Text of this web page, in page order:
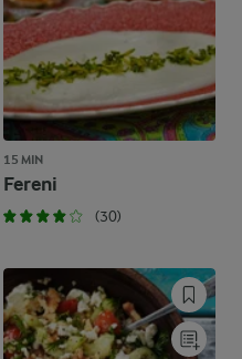
15 MIN
Fereni
(30)